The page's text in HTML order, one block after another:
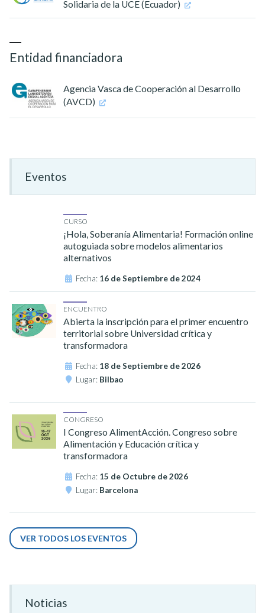
Solidaria de la UCE (Ecuador)
Entidad financiadora
Agencia Vasca de Cooperación al Desarrollo
(AVCD)
Eventos
CURSO
¡Hola, Soberanía Alimentaria! Formación online
autoguiada sobre modelos alimentarios
alternativos
Fecha: 16 de Septiembre de 2024
ENCUENTRO
Abierta la inscripción para el primer encuentro
territorial sobre Universidad crítica y
transformadora
Fecha: 18 de Septiembre de 2026
Lugar: Bilbao
CONGRESO
I Congreso AlimentAcción. Congreso sobre
Alimentación y Educación crítica y
transformadora
Fecha: 15 de Octubre de 2026
Lugar: Barcelona
VER TODOS LOS EVENTOS
Noticias